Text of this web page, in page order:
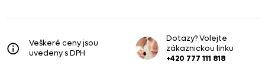
Veškeré ceny jsou
uvedeny s DPH
Dotazy? Volejte
zákaznickou linku
+420 777 111 818